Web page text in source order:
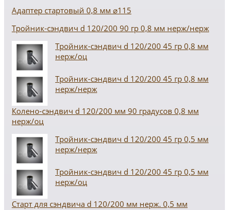
Адаптер стартовый 0,8 мм ⌀115
Тройник-сэндвич d 120/200 90 гр 0,8 мм нерж/нерж
Тройник-сэндвич d 120/200 45 гр 0,8 мм
нерж/оц
Тройник-сэндвич d 120/200 45 гр 0,8 мм
нерж/нерж
Колено-сэндвич d 120/200 мм 90 градусов 0,8 мм
нерж/оц
Тройник-сэндвич d 120/200 45 гр 0,5 мм
нерж/нерж
Тройник-сэндвич d 120/200 45 гр 0,5 мм
нерж/оц
Старт для сэндвича d 120/200 мм нерж. 0,5 мм